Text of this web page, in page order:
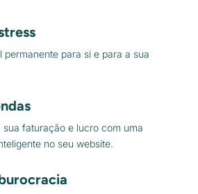
permanente para si e para a sua
sua faturação e lucro com uma
no seu website.